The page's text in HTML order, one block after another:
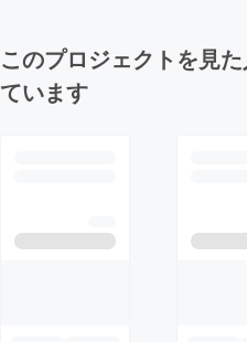
このプロジェクトを見
ています